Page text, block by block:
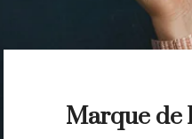
Marque de